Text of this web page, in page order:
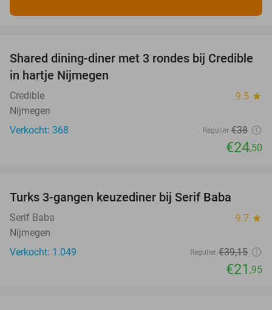
36%
Shared dining-diner met 3 rondes bij Credible
in hartje Nijmegen
Credible 9.5 star
Nijmegen
Verkocht: 368
Regulier €38
€24,50
Turks 3-gangen keuzediner bij Serif Baba
Serif Baba 9.7 star
Nijmegen
Verkocht: 1.049
Regulier €39,15
€21 ,95